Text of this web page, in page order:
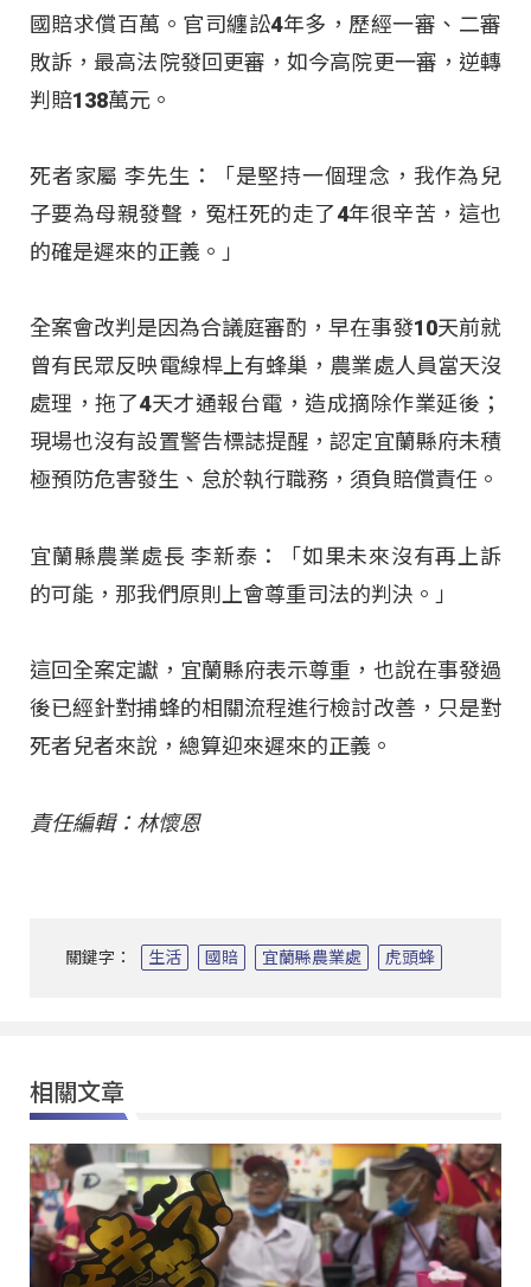
國賠求償百萬。官司纏訟4年多，歷經一審、二審
敗訴，最高法院發回更審，如今高院更一審，逆轉
判賠138萬元。
死者家屬 李先生：「是堅持一個理念，我作為兒
子要為母親發聲，冤枉死的走了4年很辛苦，這也
的確是遲來的正義。」
全案會改判是因為合議庭審酌，早在事發10天前就
曾有民眾反映電線桿上有蜂巢，農業處人員當天沒
處理，拖了4天才通報台電，造成摘除作業延後；
現場也沒有設置警告標誌提醒，認定宜蘭縣府未積
極預防危害發生、怠於執行職務，須負賠償責任。
宜蘭縣農業處長 李新泰：「如果未來沒有再上訴
的可能，那我們原則上會尊重司法的判決。」
這回全案定讞，宜蘭縣府表示尊重，也說在事發過
後已經針對捕蜂的相關流程進行檢討改善，只是對
死者兒者來說，總算迎來遲來的正義。
責任編輯：林懷恩
關鍵字： 生活 國賠 宜蘭縣農業處 虎頭蜂
相關文章